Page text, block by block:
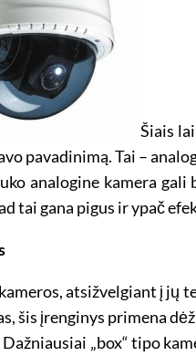
Šiais
pavadinimą. Tai –
analogine kamera
tai gana pigus ir ypač
atsižvelgiant į jų
šis įrenginys primena
„box“ tipo